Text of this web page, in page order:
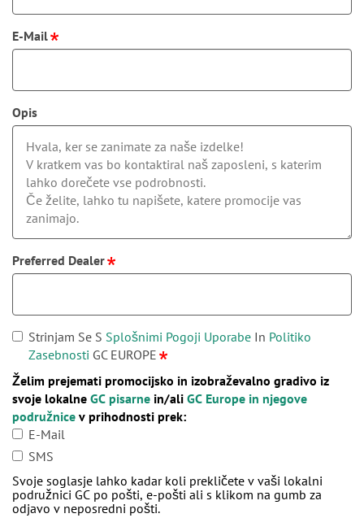
E-Mail
Opis
Preferred Dealer
Strinjam Se S Splošnimi Pogoji Uporabe In Politiko
Zasebnosti GC EUROPE
Želim prejemati promocijsko in izobraževalno gradivo iz
svoje lokalne GC pisarne in/ali GC Europe in njegove
podružnice v prihodnosti prek:
E-Mail
SMS
Svoje soglasje lahko kadar koli prekličete v vaši lokalni
podružnici GC po pošti, e-pošti ali s klikom na gumb za
odjavo v neposredni pošti.